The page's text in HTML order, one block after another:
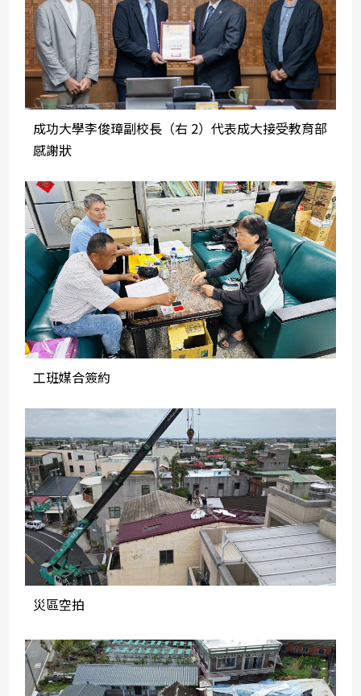
成功大學李俊璋副校長（右 2）代表成大接受教育部
感謝狀
工班媒合簽約
災區空拍